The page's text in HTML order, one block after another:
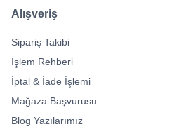
Alışveriş
Sipariş Takibi
İşlem Rehberi
İptal & İade İşlemi
Mağaza Başvurusu
Blog Yazılarımız